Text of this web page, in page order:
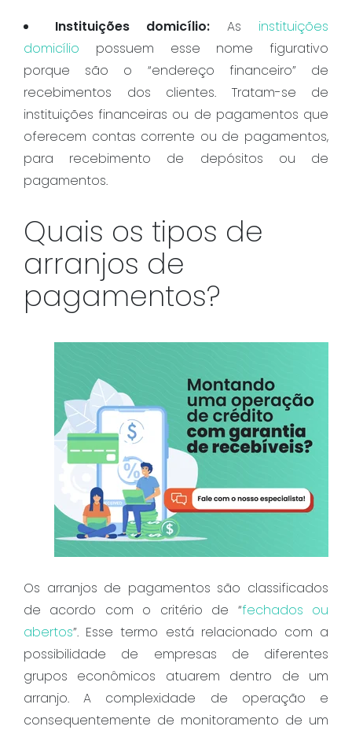
Instituições domicílio: As instituições
domicílio possuem esse nome figurativo
porque são o “endereço financeiro” de
recebimentos dos clientes. Tratam-se de
instituições financeiras ou de pagamentos que
oferecem contas corrente ou de pagamentos,
para recebimento de depósitos ou de
pagamentos.
Quais os tipos de
arranjos de
pagamentos?
Os arranjos de pagamentos são classificados
de acordo com o critério de “fechados ou
abertos”. Esse termo está relacionado com a
possibilidade de empresas de diferentes
grupos econômicos atuarem dentro de um
arranjo. A complexidade de operação e
consequentemente de monitoramento de um